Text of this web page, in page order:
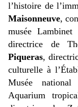
l’histoire de
Maisonneuve,
musée
directrice de
Piqueras,
culturelle à
Musée
Aquarium